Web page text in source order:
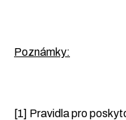
Poznámky:
[1] Pravidla pro